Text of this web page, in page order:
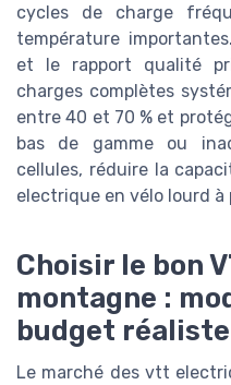
cycles de charge
température
et le rapport qualité
charges complètes
entre 40 et 70 % et
bas de gamme ou
cellules, réduire la
electrique en vélo lourd à
Choisir le bon
montagne :
budget réaliste
Le marché des vtt